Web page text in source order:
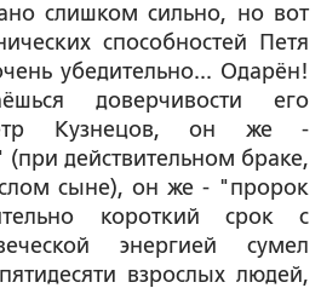
слишком сильно, но вот
способностей Петя
убедительно... Одарён!
доверчивости его
Кузнецов, он же -
действительном браке,
сыне), он же - "пророк
короткий срок с
энергией сумел
взрослых людей,